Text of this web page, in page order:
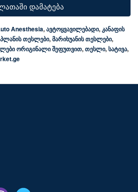
დამატება
Anesthesia,ავტოყვავილებადი,კანაფის
პლანის თესლები,მარიხუანის თესლები,
ორიგინალი შეფუთვით,თესლი,სატივა,